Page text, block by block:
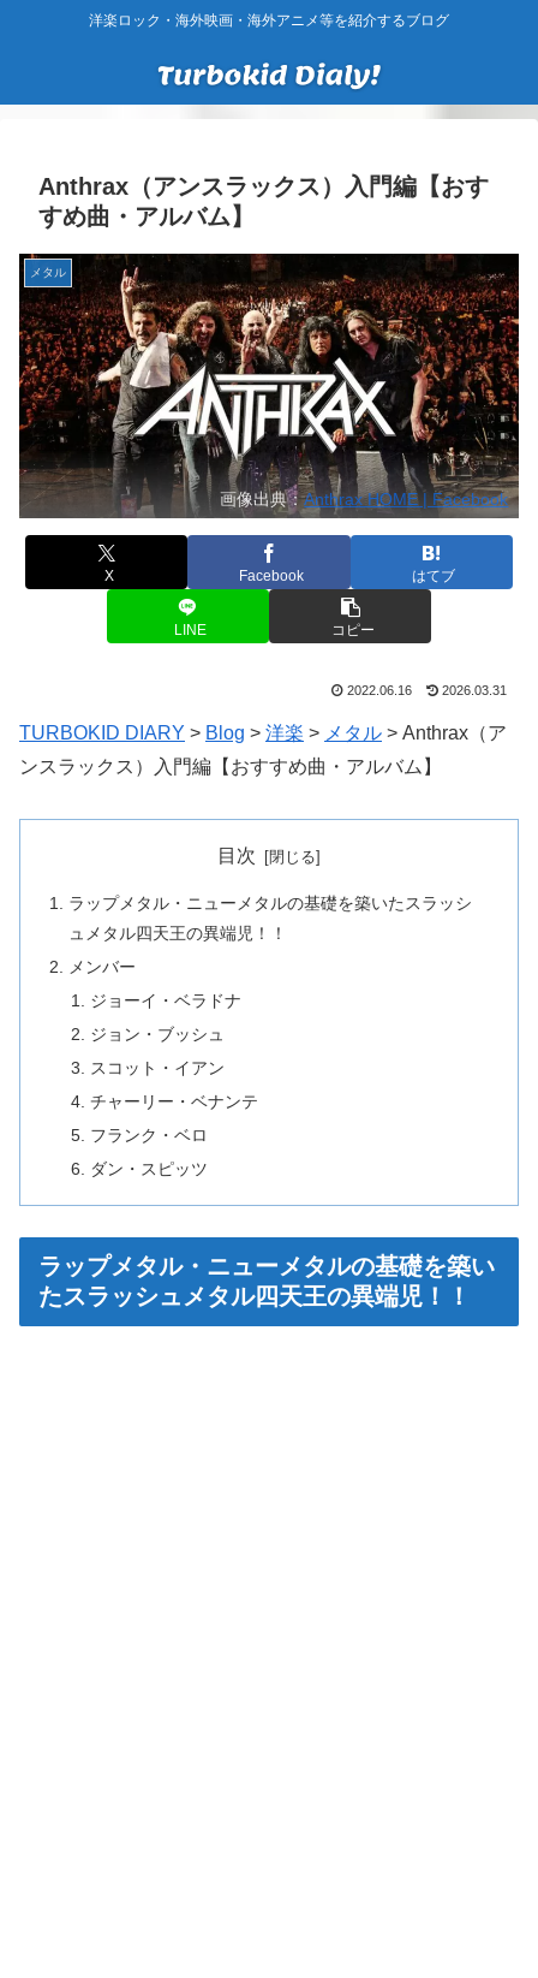
洋楽ロック・海外映画・海外アニメ等を紹介するブログ
Anthrax（アンスラックス）入門編【おす
すめ曲・アルバム】
メタル
画像出典：Anthrax HOME | Facebook
X Facebook はてブ
LINE コピー
2022.06.16 2026.03.31
TURBOKID DIARY > Blog > 洋楽 > メタル > Anthrax（ア
ンスラックス）入門編【おすすめ曲・アルバム】
目次
ラップメタル・ニューメタルの基礎を築いたスラッシ
ュメタル四天王の異端児！！
メンバー
ジョーイ・ベラドナ
ジョン・ブッシュ
スコット・イアン
チャーリー・ベナンテ
フランク・ベロ
ダン・スピッツ
ラップメタル・ニューメタルの基礎を築い
たスラッシュメタル四天王の異端児！！